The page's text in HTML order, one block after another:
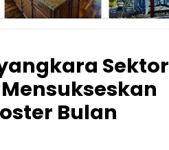
Sektor
Bulan